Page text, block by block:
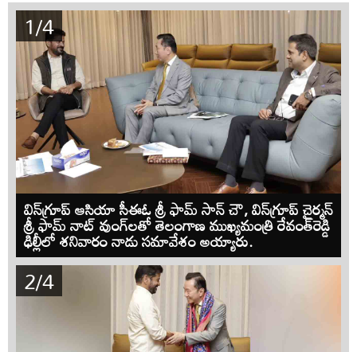
1/4
విన్‌గ్రూప్ ఆసియా సీఈఓ శ్రీ ఫామ్ సాన్ చౌ, విన్‌గ్రూప్ చైర్మన్
శ్రీ ఫామ్ నాట్ వుంగ్‌లతో తెలంగాణ ముఖ్యమంత్రి రేవంత్‌రెడ్డి
ఢిల్లీలో శనివారం నాడు సమావేశం అయ్యారు.
2/4